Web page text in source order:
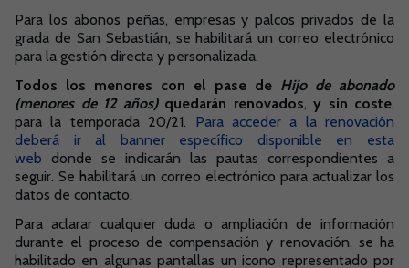
Para los abonos peñas, empresas y palcos privados de la
grada de San Sebastián, se habilitará un correo electrónico
para la gestión directa y personalizada.
Todos los menores con el pase de Hijo de abonado
(menores de 12 años) quedarán renovados, y sin coste,
para la temporada 20/21.
Para acceder a la renovación
deberá ir al banner específico disponible en esta
web donde se indicarán las pautas correspondientes a
seguir. Se habilitará un correo electrónico para actualizar los
datos de contacto.
Para aclarar cualquier duda o ampliación de información
durante el proceso de compensación y renovación, se ha
habilitado en algunas pantallas un icono representado por